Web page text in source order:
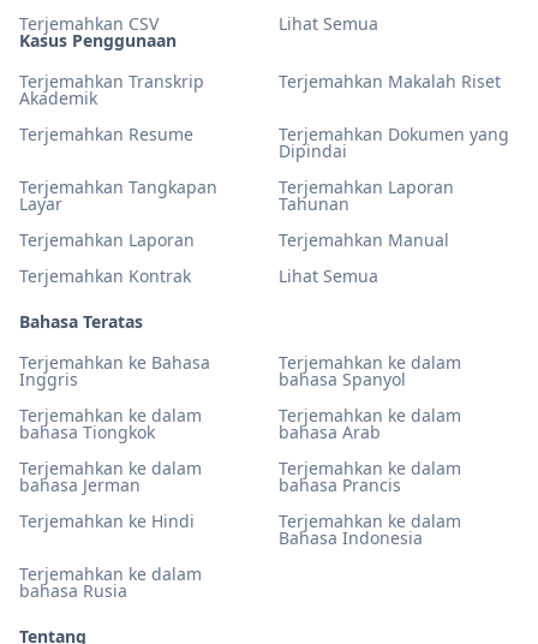
Kasus Penggunaan
Terjemahkan Transkrip
Akademik
Terjemahkan Makalah Riset
Terjemahkan Resume Terjemahkan Dokumen yang
Dipindai
Terjemahkan Tangkapan
Layar
Terjemahkan Laporan
Tahunan
Terjemahkan Laporan
Terjemahkan Manual
Terjemahkan Kontrak
Lihat Semua
Bahasa Teratas
Terjemahkan ke Bahasa
Inggris
Terjemahkan ke dalam
bahasa Spanyol
Terjemahkan ke dalam
bahasa Tiongkok
Terjemahkan ke dalam
bahasa Arab
Terjemahkan ke dalam
bahasa Jerman
Terjemahkan ke dalam
bahasa Prancis
Terjemahkan ke Hindi
Terjemahkan ke dalam
Bahasa Indonesia
Terjemahkan ke dalam
bahasa Rusia
Terjemahkan CSV
Lihat Semua
Tentang